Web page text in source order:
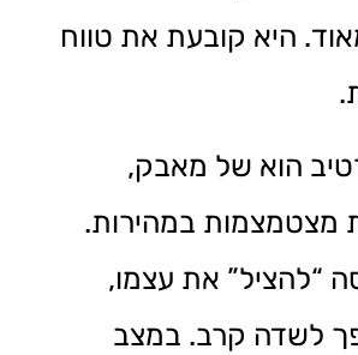
היא קובעת את טווח
הוא של מאבק,
מצטמצמות במהירות.
“להציל” את עצמו,
לשדה קרב. במצב